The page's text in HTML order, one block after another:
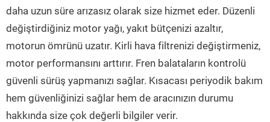
daha uzun süre arızasız olarak size hizmet eder. Düzenli
değiştirdiğiniz motor yağı, yakıt bütçenizi azaltır,
motorun ömrünü uzatır. Kirli hava filtrenizi değiştirmeniz,
motor performansını arttırır. Fren balataların kontrolü
güvenli sürüş yapmanızı sağlar. Kısacası periyodik bakım
hem güvenliğinizi sağlar hem de aracınızın durumu
hakkında size çok değerli bilgiler verir.